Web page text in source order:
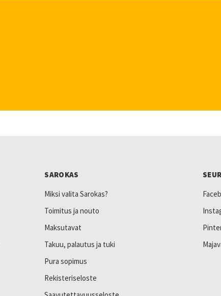
SAROKAS
Miksi valita Sarokas?
Toimitus ja nouto
Maksutavat
Takuu, palautus ja tuki
Pura sopimus
Rekisteriseloste